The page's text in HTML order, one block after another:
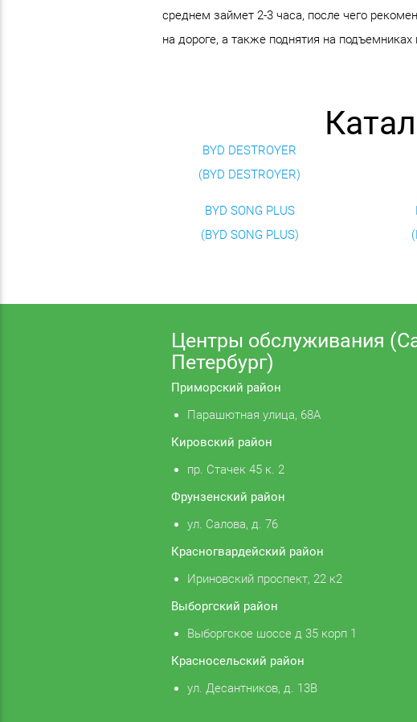
среднем займет 2-3 часа, после чего
на дороге, а также поднятия на подъемниках
BYD DESTROYER
(BYD DESTROYER)
BYD SONG PLUS
(BYD SONG PLUS)
Центры обслуживания
Петербург)
Приморский район
Парашютная улица, 68А
Кировский район
пр. Стачек 45 к. 2
Фрунзенский район
ул. Салова, д. 76
Красногвардейский район
Ириновский проспект, 22 к2
Выборгский район
Выборгское шоссе д 35 корп 1
Красносельский район
ул. Десантников, д. 13В